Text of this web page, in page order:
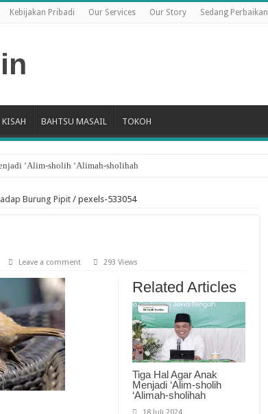
Kebijakan Pribadi Our Services Our Story Sedang Perbaikan
KISAH BAHTSU MASAIL TOKOH
‘Alim-sholih ‘Alimah-sholihah
Burung Pipit / pexels-533054
Leave a comment 293 Views
Related Articles
Tiga Hal Agar Anak
Menjadi ‘Alim-sholih
‘Alimah-sholihah
18 Juli 2024